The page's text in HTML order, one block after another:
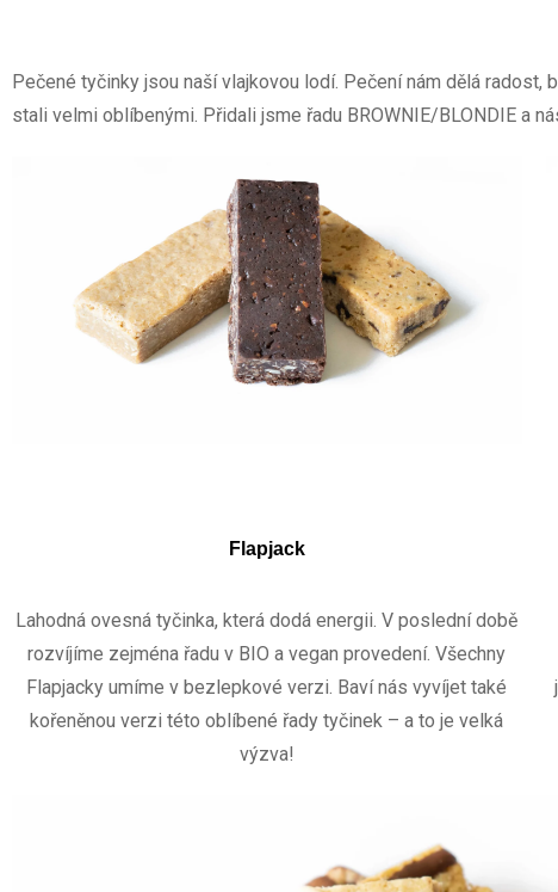
Pečené tyčinky jsou naší vlajkovou lodí. Pečení nám dělá
stali velmi oblíbenými. Přidali jsme řadu BROWNIE/BLONDIE a
Flapjack
Lahodná ovesná tyčinka, která dodá energii. V poslední době
rozvíjíme zejména řadu v BIO a vegan provedení. Všechny
Flapjacky umíme v bezlepkové verzi. Baví nás vyvíjet také
kořeněnou verzi této oblíbené řady tyčinek – a to je velká
výzva!